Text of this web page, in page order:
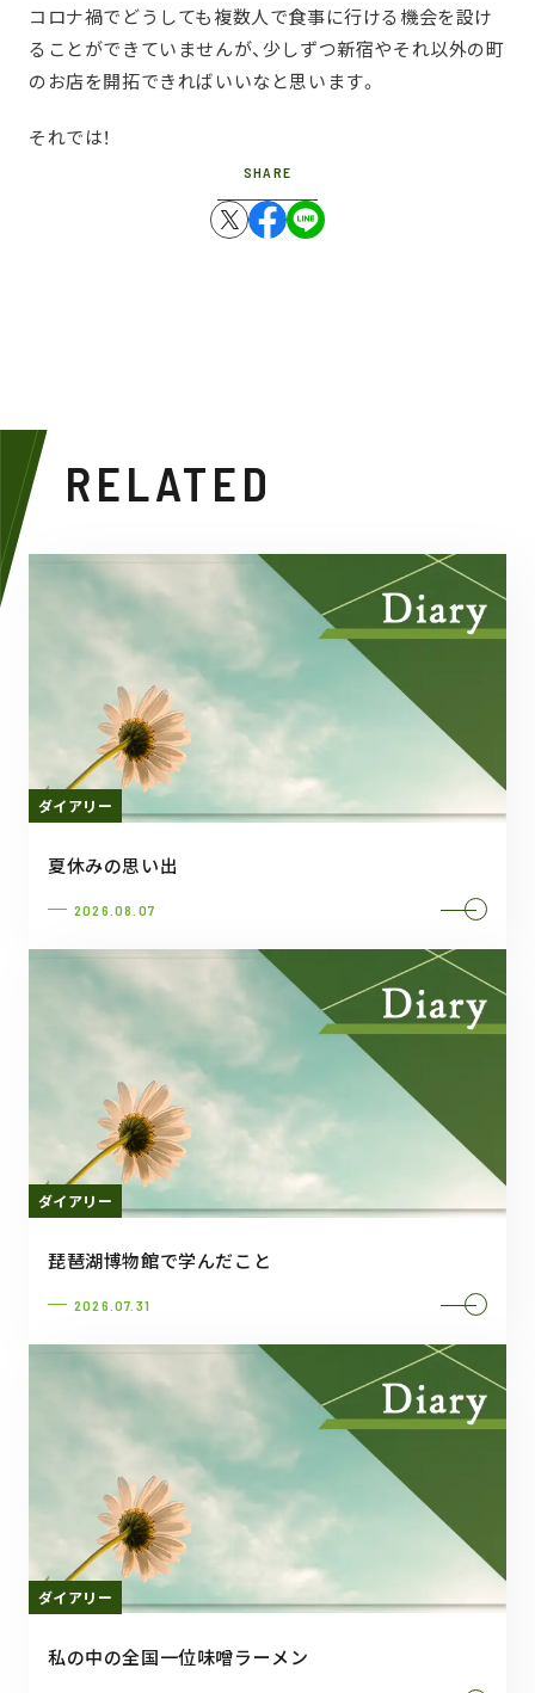
コロナ禍でどうしても複数人で食事に行ける機会を設け
ることができていませんが、少しずつ新宿やそれ以外の町
のお店を開拓できればいいなと思います。
それでは！
SHARE
RELATED
ダイアリー
夏休みの思い出
2026.08.07
ダイアリー
琵琶湖博物館で学んだこと
2026.07.31
ダイアリー
私の中の全国一位味噌ラーメン